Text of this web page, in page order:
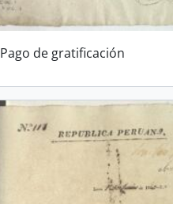
Pago de gratificación